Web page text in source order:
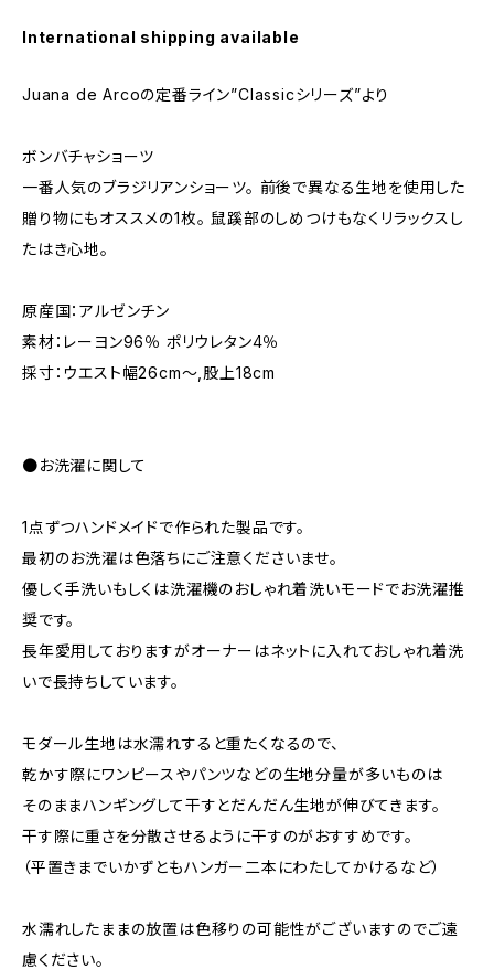
International shipping available
Juana de Arcoの定番ライン”Classicシリーズ”より
ボンバチャショーツ
一番人気のブラジリアンショーツ。 前後で異なる生地を使用した
贈り物にもオススメの1枚。 鼠蹊部のしめつけもなくリラックスし
たはき心地。
原産国：アルゼンチン
素材：レーヨン96％ ポリウレタン4％
採寸：ウエスト幅26cm〜,股上18cm
●お洗濯に関して
1点ずつハンドメイドで作られた製品です。
最初のお洗濯は色落ちにご注意くださいませ。
優しく手洗いもしくは洗濯機のおしゃれ着洗いモードでお洗濯推
奨です。
長年愛用しておりますがオーナーはネットに入れておしゃれ着洗
いで長持ちしています。
モダール生地は水濡れすると重たくなるので、
乾かす際にワンピースやパンツなどの生地分量が多いものは
そのままハンギングして干すとだんだん生地が伸びてきます。
干す際に重さを分散させるように干すのがおすすめです。
（平置きまでいかずともハンガー二本にわたしてかけるなど）
水濡れしたままの放置は色移りの可能性がございますのでご遠
慮ください。